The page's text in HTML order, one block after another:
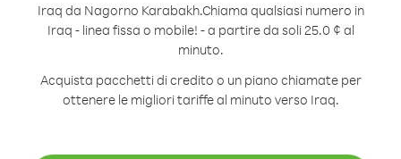
Iraq da Nagorno Karabakh.Chiama qualsiasi numero in
Iraq - linea fissa o mobile! - a partire da soli 25.0 ¢ al
minuto.
Acquista pacchetti di credito o un piano chiamate per
ottenere le migliori tariffe al minuto verso Iraq.